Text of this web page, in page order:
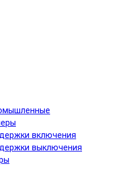
включения
выключения